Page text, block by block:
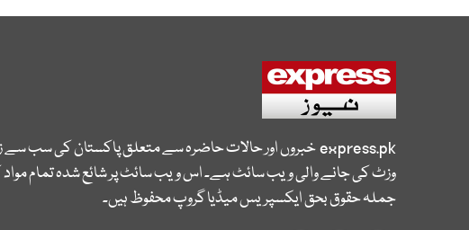
express.pkخبروں اور حالات حاضرہ سے متعلق پاکستان کی سب سے
وزٹ کی جانے والی ویب سائٹ ہے۔ اس ویب سائٹ پر شائع شدہ تمام
جملہ حقوق بحق ایکسپریس میڈیا گروپ محفوظ ہیں۔